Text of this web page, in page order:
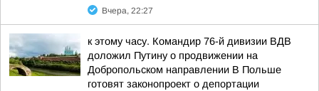
Вчера, 22:27
к этому часу. Командир 76-й дивизии ВДВ
доложил Путину о продвижении на
Добропольском направлении В Польше
готовят законопроект о депортации